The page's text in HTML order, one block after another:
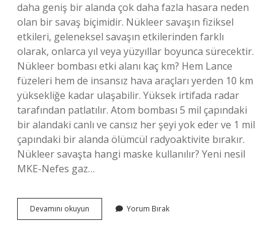
daha geniş bir alanda çok daha fazla hasara neden
olan bir savaş biçimidir. Nükleer savaşın fiziksel
etkileri, geleneksel savaşın etkilerinden farklı
olarak, onlarca yıl veya yüzyıllar boyunca sürecektir.
Nükleer bombası etki alanı kaç km? Hem Lance
füzeleri hem de insansız hava araçları yerden 10 km
yüksekliğe kadar ulaşabilir. Yüksek irtifada radar
tarafından patlatılır. Atom bombası 5 mil çapındaki
bir alandaki canlı ve cansız her şeyi yok eder ve 1 mil
çapındaki bir alanda ölümcül radyoaktivite bırakır.
Nükleer savaşta hangi maske kullanılır? Yeni nesil
MKE-Nefes gaz…
Devamını okuyun
Savaş
Yorum Bırak